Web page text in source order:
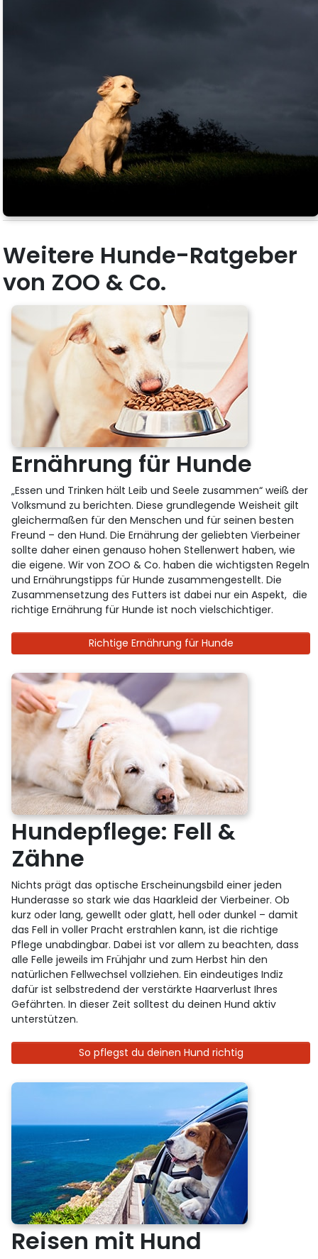
Weitere Hunde-Ratgeber
von ZOO & Co.
Ernährung für Hunde
„Essen und Trinken hält Leib und Seele zusammen“ weiß der
Volksmund zu berichten. Diese grundlegende Weisheit gilt
gleichermaßen für den Menschen und für seinen besten
Freund – den Hund. Die Ernährung der geliebten Vierbeiner
sollte daher einen genauso hohen Stellenwert haben, wie
die eigene. Wir von ZOO & Co. haben die wichtigsten Regeln
und Ernährungstipps für Hunde zusammengestellt. Die
Zusammensetzung des Futters ist dabei nur ein Aspekt, die
richtige Ernährung für Hunde ist noch vielschichtiger.
Richtige Ernährung für Hunde
Hundepflege: Fell &
Zähne
Nichts prägt das optische Erscheinungsbild einer jeden
Hunderasse so stark wie das Haarkleid der Vierbeiner. Ob
kurz oder lang, gewellt oder glatt, hell oder dunkel – damit
das Fell in voller Pracht erstrahlen kann, ist die richtige
Pflege unabdingbar. Dabei ist vor allem zu beachten, dass
alle Felle jeweils im Frühjahr und zum Herbst hin den
natürlichen Fellwechsel vollziehen. Ein eindeutiges Indiz
dafür ist selbstredend der verstärkte Haarverlust Ihres
Gefährten. In dieser Zeit solltest du deinen Hund aktiv
unterstützen.
So pflegst du deinen Hund richtig
Reisen mit Hund